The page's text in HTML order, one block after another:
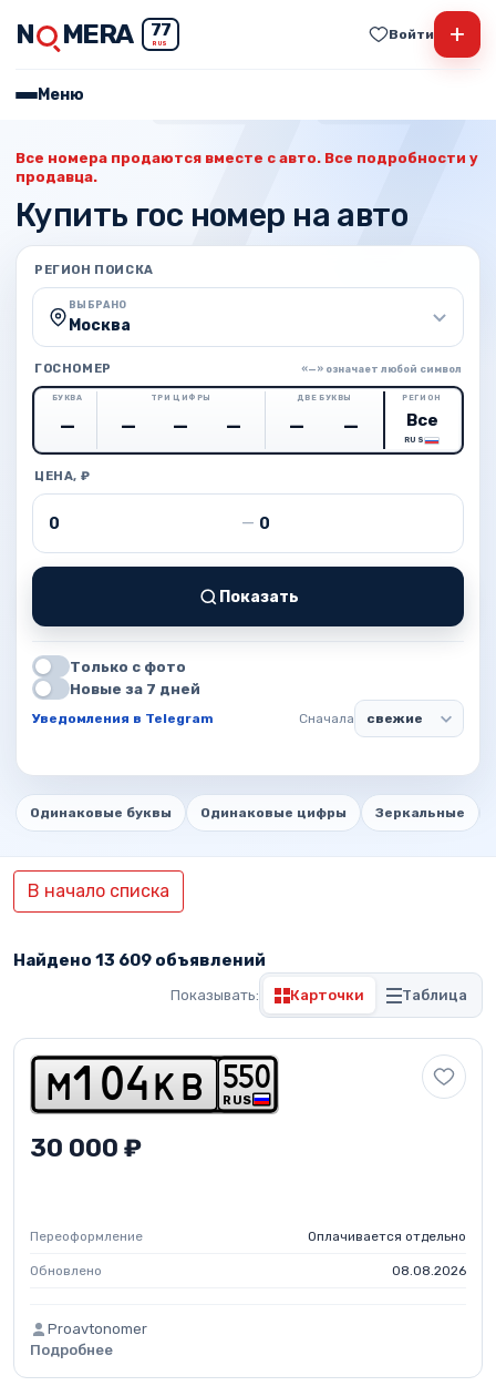
N MERA 77
RUS
Войти +
Меню
Все номера продаются вместе с авто. Все подробности у
продавца.
Купить гос номер на авто
РЕГИОН ПОИСКА
ВЫБРАНО
Москва
ГОСНОМЕР «—» означает любой символ
БУКВА ТРИ ЦИФРЫ ДВЕ БУКВЫ РЕГИОН
RUS
ЦЕНА, ₽
Цена от — Цена до
Показать
Только с фото
Новые за 7 дней
Уведомления в Telegram Сначала
Одинаковые буквы Одинаковые цифры Зеркальные
В начало списка
Найдено 13 609 объявлений
Показывать: Карточки Таблица
m 1 04 k b RUS
550
30 000 ₽
Переоформление Оплачивается отдельно
Обновлено 08.08.2026
Proavtonomer
Подробнее